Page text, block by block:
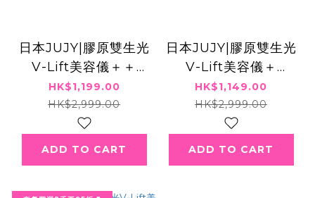
日本JUJY|膠原雙生光
V-Lift美容儀＋＋
Sliswiss極光白藜蘆
醇爆水GEL | 原裝行貨
一年保養
HK$1,199.00
HK$2,999.00
ADD TO CART
日本JUJY|膠原雙生光
V-Lift美容儀＋
3003°C 黃金修護嫩
白HIFU啫喱 | 原裝行
貨一年保養
HK$1,149.00
HK$2,999.00
ADD TO CART